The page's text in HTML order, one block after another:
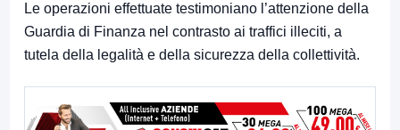
Le operazioni effettuate testimoniano l’attenzione della
Guardia di Finanza nel contrasto ai traffici illeciti, a
tutela della legalità e della sicurezza della collettività.